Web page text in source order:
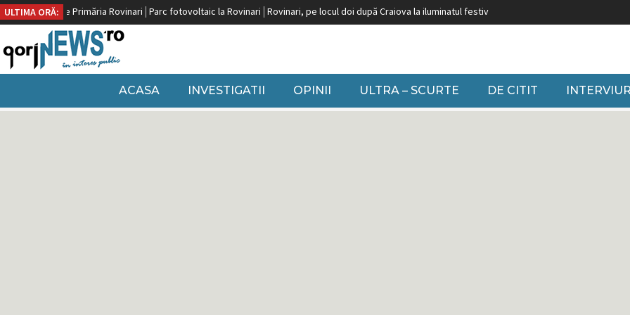
ULTIMA ORĂ:
de Primăria Rovinari Parc fotovoltaic la Rovinari Rovinari, pe locul doi după Craiova la iluminatul festiv Burduja: ”Nu putem să închidem grupuri
ACASA INVESTIGATII OPINII ULTRA – SCURTE DE CITIT